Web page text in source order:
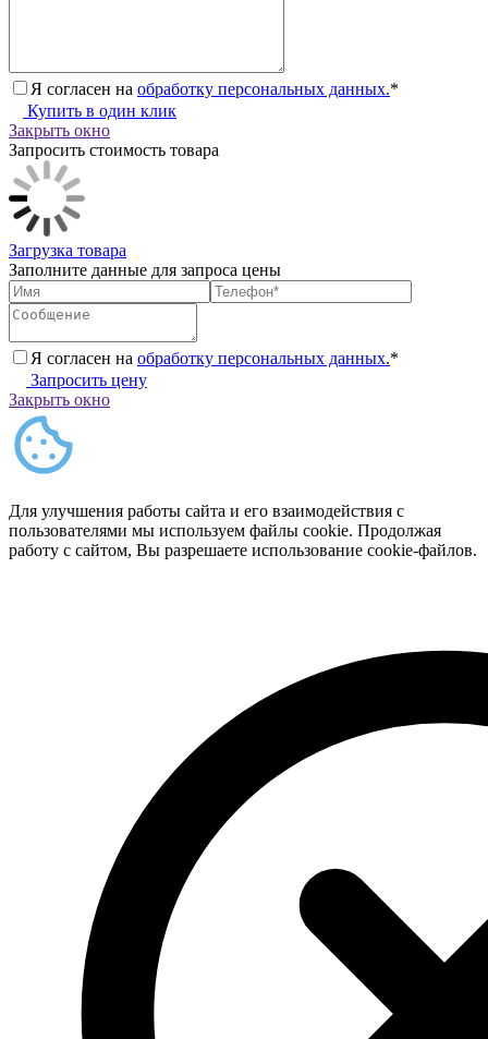
Я согласен на обработку персональных данных.*
Купить в один клик
Закрыть окно
Запросить стоимость товара
Загрузка товара
Заполните данные для запроса цены
Я согласен на обработку персональных данных.*
Запросить цену
Закрыть окно
Для улучшения работы сайта и его взаимодействия с
пользователями мы используем файлы cookie. Продолжая
работу с сайтом, Вы разрешаете использование cookie-файлов.